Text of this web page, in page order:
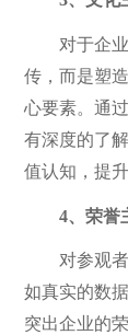
对于企业
传，而是塑
心要素。通
有深度的了
值认知，提
4、荣誉
对参观者
如真实的数
突出企业的